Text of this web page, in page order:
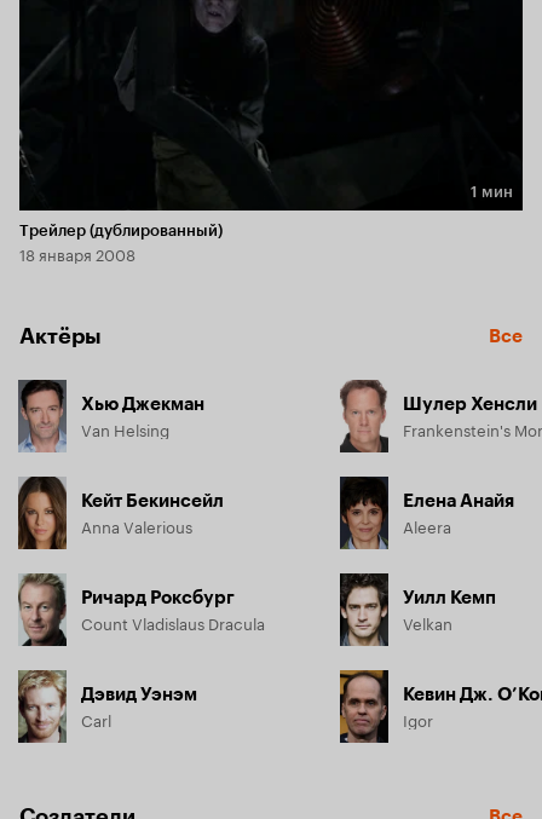
Длительность 1 мин
1 мин
Трейлер (дублированный)
18 января 2008
Актёры Все
Хью Джекман
Van Helsing
Кейт Бекинсейл
Anna Valerious
Ричард Роксбург
Count Vladislaus Dracula
Дэвид Уэнэм
Carl
Шулер Хенсли
Frankenstein's
Елена Анайя
Aleera
Уилл Кемп
Velkan
Кевин Дж.
Igor